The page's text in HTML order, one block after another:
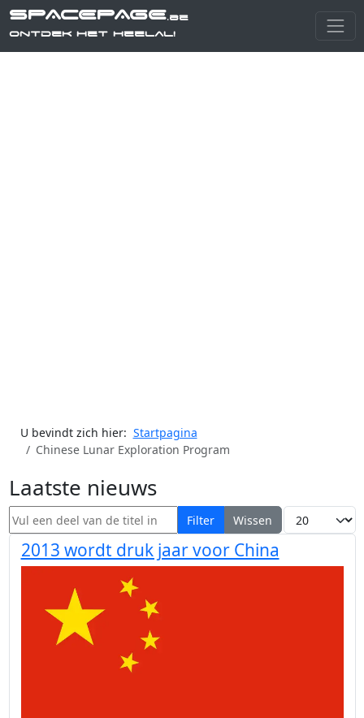
SPACEPAGE.be
Ontdek het heelal!
U bevindt zich hier: Startpagina
Chinese Lunar Exploration Program
Laatste nieuws
Vul een deel van de titel in Filter Wissen Toon #
2013 wordt druk jaar voor China